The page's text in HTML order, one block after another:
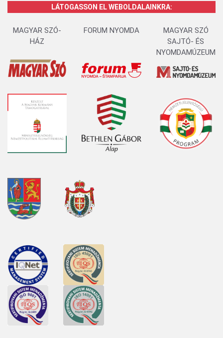
LÁTOGASSON EL WEBOLDALAINKRA:
MAGYAR SZÓ-
HÁZ
FORUM NYOMDA
MAGYAR SZÓ
SAJTÓ- ÉS
NYOMDAMÚZEUM